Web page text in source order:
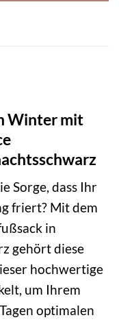
Winter mit
Sorge, dass Ihr
friert? Mit dem
in
gehört diese
hochwertige
um Ihrem
optimalen